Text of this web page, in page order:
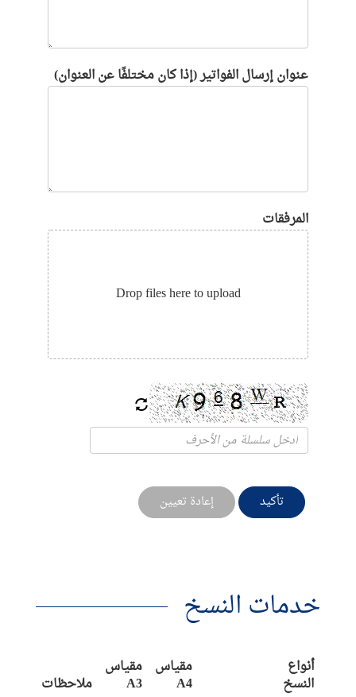
عنوان إرسال الفواتير (إذا كان مختلفًا عن العنوان)
المرفقات
Drop files here to upload
تأكيد إعادة تعيين
خدمات النسخ
أنواع
النسخ
مقياس
A4
مقياس
A3
ملاحظات